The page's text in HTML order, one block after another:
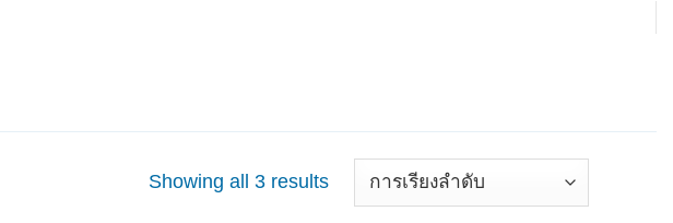
Showing all 3 results